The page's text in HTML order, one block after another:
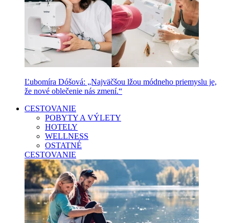
Ľubomíra Dóšová: „Najväčšou lžou módneho priemyslu je,
že nové oblečenie nás zmení.“
CESTOVANIE
POBYTY A VÝLETY
HOTELY
WELLNESS
OSTATNÉ
CESTOVANIE